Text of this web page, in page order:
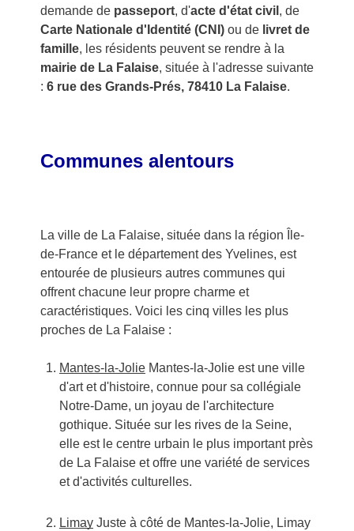
demande de passeport, d'acte d'état civil , de
Carte Nationale d'Identité (CNI)ou de livret de
famille, les résidents peuvent se rendre à la
mairie de La Falaise, située à l'adresse suivante
: 6 rue des Grands-Prés, 78410 La Falaise.
Communes alentours
La ville de La Falaise, située dans la région Île-
de-France et le département des Yvelines, est
entourée de plusieurs autres communes qui
offrent chacune leur propre charme et
caractéristiques. Voici les cinq villes les plus
proches de La Falaise :
Mantes-la-JolieMantes-la-Jolie est une ville
d'art et d'histoire, connue pour sa collégiale
Notre-Dame, un joyau de l'architecture
gothique. Située sur les rives de la Seine,
elle est le centre urbain le plus important près
de La Falaise et offre une variété de services
et d'activités culturelles.
LimayJuste à côté de Mantes-la-Jolie, Limay